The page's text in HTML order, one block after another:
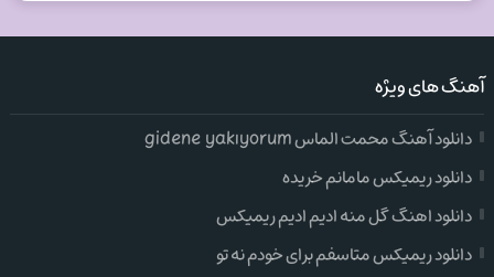
آهنگ های ویژه
دانلود آهنگ محمت الماس gidene yakıyorum
دانلود ریمیکس مامانم خریده
دانلود اهنگ گل منه ادیم ادیم ریمیکس
دانلود ریمیکس متاسفم برای خودم نه تو